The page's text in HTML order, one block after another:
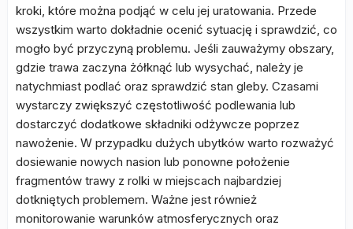
kroki, które można podjąć w celu jej uratowania. Przede
wszystkim warto dokładnie ocenić sytuację i sprawdzić, co
mogło być przyczyną problemu. Jeśli zauważymy obszary,
gdzie trawa zaczyna żółknąć lub wysychać, należy je
natychmiast podlać oraz sprawdzić stan gleby. Czasami
wystarczy zwiększyć częstotliwość podlewania lub
dostarczyć dodatkowe składniki odżywcze poprzez
nawożenie. W przypadku dużych ubytków warto rozważyć
dosiewanie nowych nasion lub ponowne położenie
fragmentów trawy z rolki w miejscach najbardziej
dotkniętych problemem. Ważne jest również
monitorowanie warunków atmosferycznych oraz